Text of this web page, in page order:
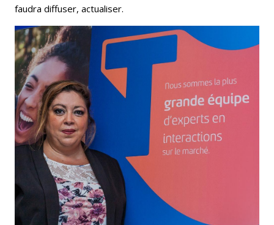
faudra diffuser, actualiser.